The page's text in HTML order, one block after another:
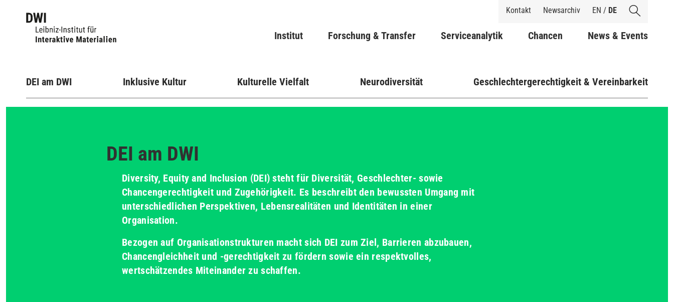
Inhalt
Shortcuts
Kontakt Newsarchiv EN / DE
Main navigation
Institut Forschung & Transfer Serviceanalytik Chancen News & Events
DEI am DWI Inklusive Kultur Kulturelle Vielfalt Neurodiversität Geschlechtergerechtigkeit & Vereinbarkeit
DEI am DWI
Diversity, Equity and Inclusion (DEI) steht für Diversität, Geschlechter- sowie
Chancengerechtigkeit und Zugehörigkeit. Es beschreibt den bewussten Umgang mit
unterschiedlichen Perspektiven, Lebensrealitäten und Identitäten in einer
Organisation.
Bezogen auf Organisationstrukturen macht sich DEI zum Ziel, Barrieren abzubauen,
Chancengleichheit und -gerechtigkeit zu fördern sowie ein respektvolles,
wertschätzendes Miteinander zu schaffen.